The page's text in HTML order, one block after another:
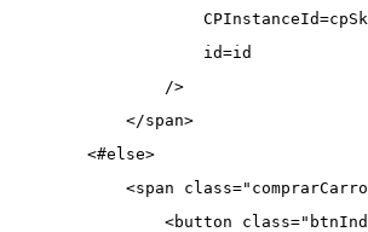
id=id
/>
</span>
<#else>
<span
<button